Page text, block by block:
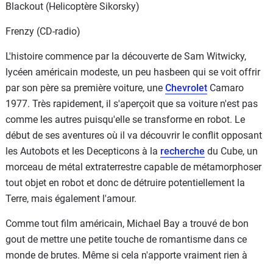
Blackout (Helicoptère Sikorsky)
Frenzy (CD-radio)
L'histoire commence par la découverte de Sam Witwicky,
lycéen américain modeste, un peu hasbeen qui se voit offrir
par son père sa première voiture, une Chevrolet Camaro
1977. Très rapidement, il s'aperçoit que sa voiture n'est pas
comme les autres puisqu'elle se transforme en robot. Le
début de ses aventures où il va découvrir le conflit opposant
les Autobots et les Decepticons à la recherche du Cube, un
morceau de métal extraterrestre capable de métamorphoser
tout objet en robot et donc de détruire potentiellement la
Terre, mais également l'amour.
Comme tout film américain, Michael Bay a trouvé de bon
gout de mettre une petite touche de romantisme dans ce
monde de brutes. Même si cela n'apporte vraiment rien à